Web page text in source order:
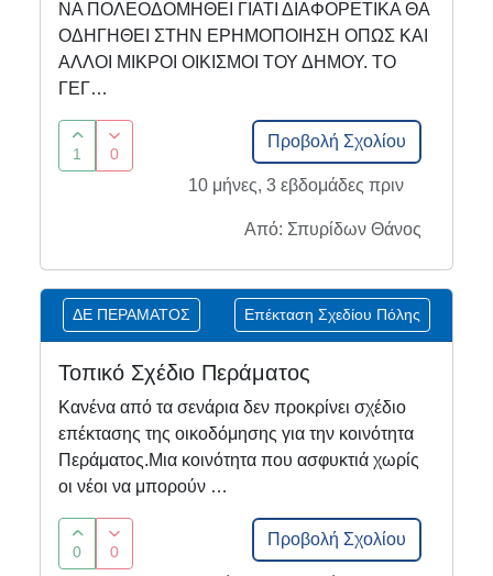
ΝΑ ΠΟΛΕΟΔΟΜΗΘΕΙ ΓΙΑΤΙ ΔΙΑΦΟΡΕΤΙΚΑ ΘΑ
ΟΔΗΓΗΘΕΙ ΣΤΗΝ ΕΡΗΜΟΠΟΙΗΣΗ ΟΠΩΣ ΚΑΙ
ΑΛΛΟΙ ΜΙΚΡΟΙ ΟΙΚΙΣΜΟΙ ΤΟΥ ΔΗΜΟΥ. ΤΟ
ΓΕΓ…
1 0
Προβολή Σχολίου
10 μήνες, 3 εβδομάδες πριν
Από: Σπυρίδων Θάνος
ΔΕ ΠΕΡΑΜΑΤΟΣ Επέκταση Σχεδίου Πόλης
Τοπικό Σχέδιο Περάματος
Κανένα από τα σενάρια δεν προκρίνει σχέδιο
επέκτασης της οικοδόμησης για την κοινότητα
Περάματος.Μια κοινότητα που ασφυκτιά χωρίς
οι νέοι να μπορούν …
0 0
Προβολή Σχολίου